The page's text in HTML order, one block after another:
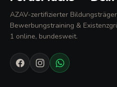
AZAV-zertifizierter
Bewerbungstraining &
1 online, bundesweit.